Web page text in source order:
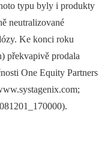
typu byly i produkty
neutralizované
Ke konci roku
překvapivě prodala
One Equity Partners